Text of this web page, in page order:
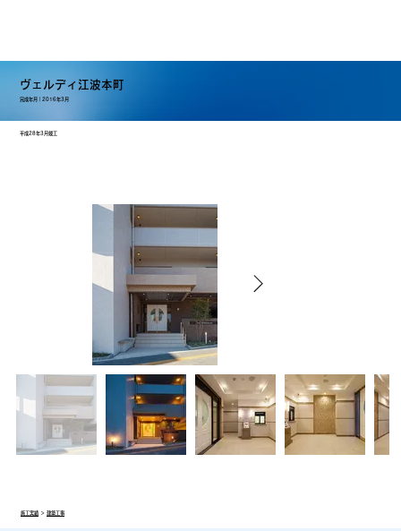
ヴェルディ江波本町
完成年月｜2016年3月
平成28年3月竣工
施工実績＞ 建築工事